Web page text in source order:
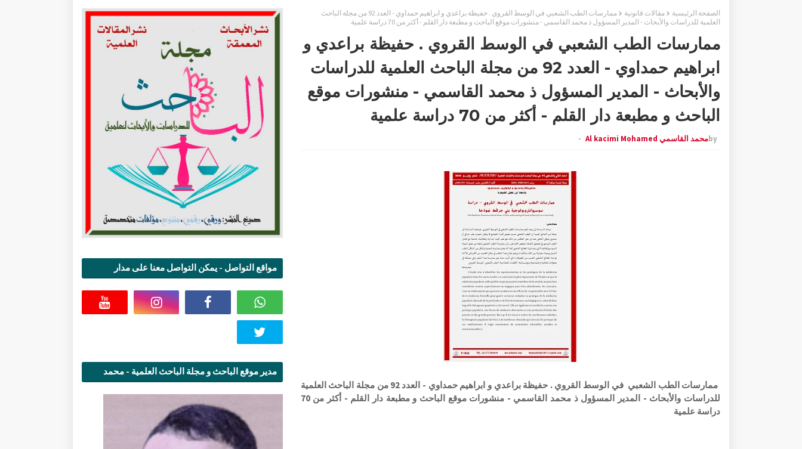
الصفحة الرئيسية مقالات قانونية
ممارسات الطب الشعبي في الوسط القروي . حفيظة براعدي و ابراهيم حمداوي - العدد 92 من مجلة الباحث
العلمية للدراسات والأبحاث - المدير المسؤول ذ محمد القاسمي - منشورات موقع الباحث و مطبعة دار القلم - أكثر من 70 دراسة علمية
ممارسات الطب الشعبي في الوسط القروي . حفيظة براعدي و
ابراهيم حمداوي - العدد 92 من مجلة الباحث العلمية للدراسات
والأبحاث - المدير المسؤول ذ محمد القاسمي - منشورات موقع
الباحث و مطبعة دار القلم - أكثر من 70 دراسة علمية
byمحمد القاسمي Al kacimi Mohamed
ممارسات الطب الشعبي في الوسط القروي . حفيظة براعدي و ابراهيم حمداوي - العدد 92 من مجلة الباحث العلمية
للدراسات والأبحاث - المدير المسؤول ذ محمد القاسمي - منشورات موقع الباحث و مطبعة دار القلم - أكثر من 70
دراسة علمية
مواقع التواصل - يمكن التواصل معنا على مدار
مدير موقع الباحث و مجلة الباحث العلمية - محمد